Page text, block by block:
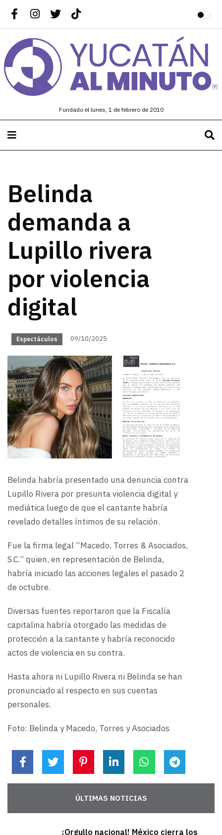
Fundado el lunes, 1 de febrero de 2010
Belinda
demanda a
Lupillo rivera
por violencia
digital
Espectáculos 09/10/2025
Belinda habría presentado una denuncia contra
Lupillo Rivera por presunta violencia digital y
mediática luego de que el cantante habría
revelado detalles íntimos de su relación.
Fue la firma legal “Macedo, Torres & Asociados,
S.C.” quien, en representación de Belinda,
habría iniciado las acciones legales el pasado 2
de octubre.
Diversas fuentes reportaron que la Fiscalía
capitalina habría otorgado las medidas de
protección a la cantante y habría reconocido
actos de violencia en su contra.
Hasta ahora ni Lupillo Rivera ni Belinda se han
pronunciado al respecto en sus cuentas
personales.
Foto: Belinda y Macedo, Torres y Asociados
ÚLTIMAS NOTICIAS
¡Orgullo nacional! México cierra los